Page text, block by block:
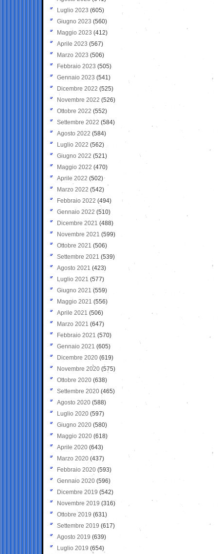
Luglio 2023 (605)
Giugno 2023 (560)
Maggio 2023 (412)
Aprile 2023 (567)
Marzo 2023 (506)
Febbraio 2023 (505)
Gennaio 2023 (541)
Dicembre 2022 (525)
Novembre 2022 (526)
Ottobre 2022 (552)
Settembre 2022 (584)
Agosto 2022 (584)
Luglio 2022 (562)
Giugno 2022 (521)
Maggio 2022 (470)
Aprile 2022 (502)
Marzo 2022 (542)
Febbraio 2022 (494)
Gennaio 2022 (510)
Dicembre 2021 (488)
Novembre 2021 (599)
Ottobre 2021 (506)
Settembre 2021 (539)
Agosto 2021 (423)
Luglio 2021 (577)
Giugno 2021(559)
Maggio 2021 (556)
Aprile 2021 (506)
Marzo 2021 (647)
Febbraio 2021 (570)
Gennaio 2021 (605)
Dicembre 2020 (619)
Novembre 2020 (575)
Ottobre 2020 (638)
Settembre 2020(465)
Agosto 2020 (588)
Luglio 2020 (597)
Giugno 2020 (580)
Maggio 2020 (618)
Aprile 2020 (643)
Marzo 2020 (437)
Febbraio 2020 (593)
Gennaio 2020 (596)
Dicembre 2019 (542)
Novembre 2019 (316)
Ottobre 2019 (631)
Settembre 2019 (617)
Agosto 2019 (639)
Luglio 2019 (654)